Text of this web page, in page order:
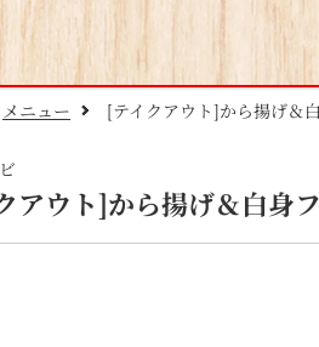
メニュー [テイクアウト]から揚げ＆
アウト]から揚げ＆白身